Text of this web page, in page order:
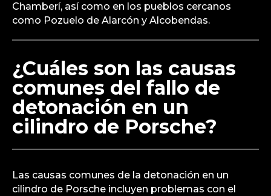
Chamberí, así como en los pueblos cercanos
como Pozuelo de Alarcón y Alcobendas.
¿Cuáles son las causas
comunes del fallo de
detonación en un
cilindro de Porsche?
Las causas comunes de la detonación en un
cilindro de Porsche incluyen problemas con el